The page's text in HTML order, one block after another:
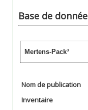
Base de
Mertens-Pack³
Nom de publication
Inventaire